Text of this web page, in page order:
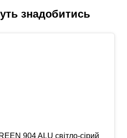
знадобитись
904 ALU світло-сірий